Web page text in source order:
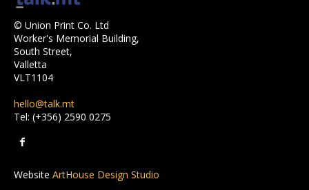
© Union Print Co. Ltd
Worker's Memorial Building,
South Street,
Valletta
VLT1104
hello@talk.mt
Tel: (+356) 2590 0275
Website ArtHouse Design Studio